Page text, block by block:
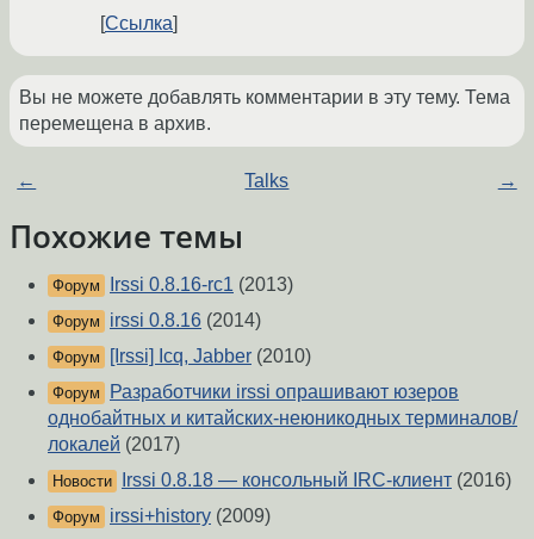
Ссылка
Вы не можете добавлять комментарии в эту тему. Тема
перемещена в архив.
← Talks →
Похожие темы
Форум Irssi 0.8.16-rc1 (2013)
Форум irssi 0.8.16 (2014)
Форум [Irssi] Icq, Jabber (2010)
Форум
Разработчики irssi опрашивают юзеров
однобайтных и китайских-неюникодных терминалов/
локалей (2017)
Новости Irssi 0.8.18 — консольный IRC-клиент (2016)
Форум irssi+history (2009)